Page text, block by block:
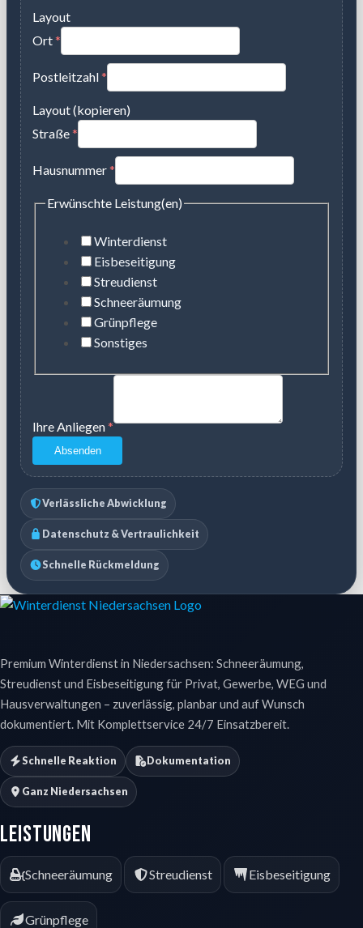
Layout
Ort*
Postleitzahl*
Layout (kopieren)
Straße*
Hausnummer*
Erwünschte Leistung(en)
Winterdienst
Eisbeseitigung
Streudienst
Schneeräumung
Grünpflege
Sonstiges
Ihre Anliegen*
Absenden
Verlässliche Abwicklung
Datenschutz & Vertraulichkeit
Schnelle Rückmeldung
Premium Winterdienst in Niedersachsen: Schneeräumung,
Streudienst und Eisbeseitigung für Privat, Gewerbe, WEG und
Hausverwaltungen – zuverlässig, planbar und auf Wunsch
dokumentiert. Mit Komplettservice 24/7 Einsatzbereit.
Schnelle Reaktion Dokumentation
Ganz Niedersachsen
Leistungen
Schneeräumung Streudienst Eisbeseitigung
Grünpflege